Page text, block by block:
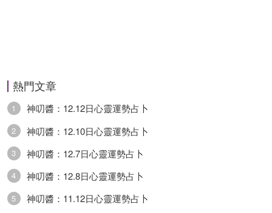
熱門文章
1 神叨醬：12.12日心靈運勢占卜
2 神叨醬：12.10日心靈運勢占卜
3 神叨醬：12.7日心靈運勢占卜
4 神叨醬：12.8日心靈運勢占卜
5 神叨醬：11.12日心靈運勢占卜